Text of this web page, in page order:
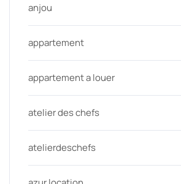
anjou
appartement
appartement a louer
atelier des chefs
atelierdeschefs